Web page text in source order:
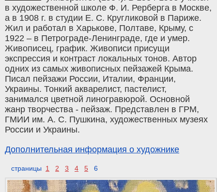
в художественной школе Ф. И. Рерберга в Москве,
а в 1908 г. в студии Е. С. Кругликовой в Париже.
Жил и работал в Харькове, Полтаве, Крыму, с
1922 – в Петрограде-Ленинграде, где и умер.
Живописец, график. Живописи присущи
экспрессия и контраст локальных тонов. Автор
одних из самых живописных пейзажей Крыма.
Писал пейзажи России, Италии, Франции,
Украины. Тонкий акварелист, пастелист,
занимался цветной линогравюрой. Основной
жанр творчества - пейзаж. Представлен в ГРМ,
ГМИИ им. А. С. Пушкина, художественных музеях
России и Украины.
Дополнительная информация о художнике
страницы 1 2 3 4 5 6